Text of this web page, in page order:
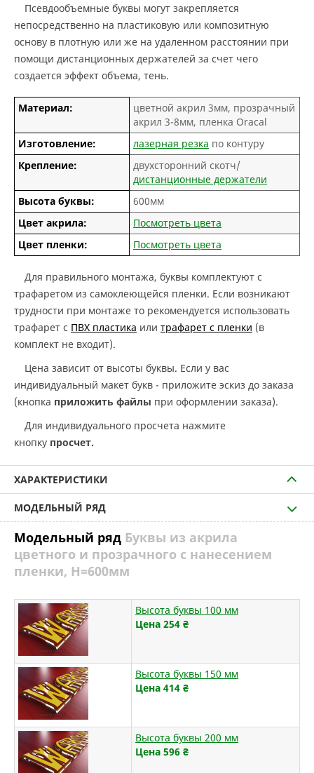
Псевдообъемные буквы могут закрепляется
непосредственно на пластиковую или композитную
основу в плотную или же на удаленном расстоянии при
помощи дистанционных держателей за счет чего
создается эффект объема, тень.
Материал:
цветной акрил 3мм, прозрачный
акрил 3-8мм, пленка Oracal
Изготовление:
лазерная резка по контуру
Крепление:
двухсторонний скотч/
дистанционные держатели
Высота буквы:
600мм
Цвет акрила:
Посмотреть цвета
Цвет пленки:
Посмотреть цвета
Для правильного монтажа, буквы комплектуют с
трафаретом из самоклеющейся пленки. Если возникают
трудности при монтаже то рекомендуется использовать
трафарет с ПВХ пластика или трафарет с пленки (в
комплект не входит).
Цена зависит от высоты буквы. Если у вас
индивидуальный макет букв - приложите эскиз до заказа
(кнопка приложить файлы при оформлении заказа).
Для индивидуального просчета нажмите
кнопку просчет.
ХАРАКТЕРИСТИКИ
МОДЕЛЬНЫЙ РЯД
Модельный ряд Буквы из акрила
цветного и прозрачного с нанесением
пленки, H=600мм
Высота буквы 100 мм
Цена 254 ₴
Высота буквы 150 мм
Цена 414 ₴
Высота буквы 200 мм
Цена 596 ₴